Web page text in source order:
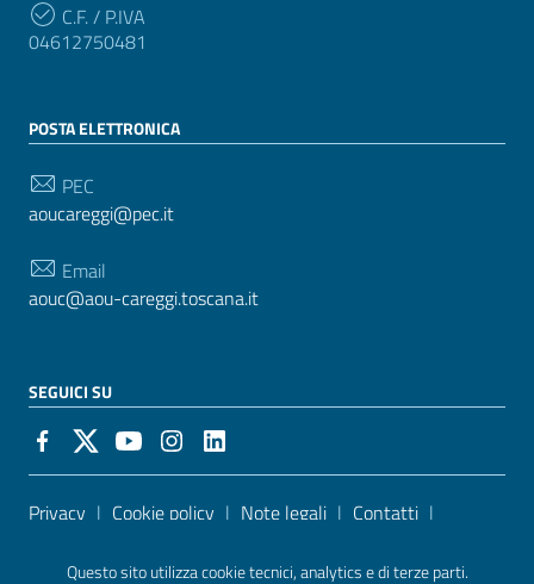
Questo sito utilizza cookie tecnici, analytics e di terze parti.
C.F. / P.IVA
04612750481
POSTA ELETTRONICA
PEC
aoucareggi@pec.it
Email
aouc@aou-careggi.toscana.it
SEGUICI SU
Sezione Link Utili
Privacy | Cookie policy | Note legali | Contatti |